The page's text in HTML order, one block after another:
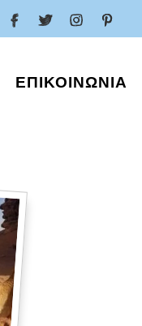
ΕΠΙΚΟΙΝΩΝΊΑ